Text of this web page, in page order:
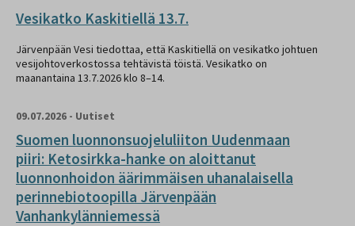
Vesikatko Kaskitiellä 13.7.
Järvenpään Vesi tiedottaa, että Kaskitiellä on vesikatko johtuen
vesijohtoverkostossa tehtävistä töistä. Vesikatko on
maanantaina 13.7.2026 klo 8–14.
09.07.2026 - Uutiset
Suomen luonnonsuojeluliiton Uudenmaan
piiri: Ketosirkka-hanke on aloittanut
luonnonhoidon äärimmäisen uhanalaisella
perinnebiotoopilla Järvenpään
Vanhankylänniemessä